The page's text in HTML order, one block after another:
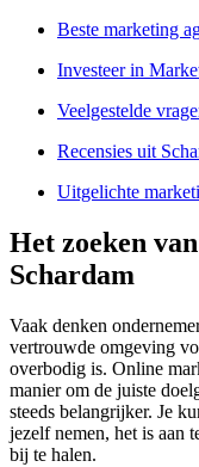
Beste marketing
Investeer in
Veelgestelde
Recensies uit
Uitgelichte
Het zoeken
Schardam
Vaak denken
vertrouwde omgeving
overbodig is. Online
manier om de juiste
steeds belangrijker. Je
jezelf nemen, het is aan
bij te halen.